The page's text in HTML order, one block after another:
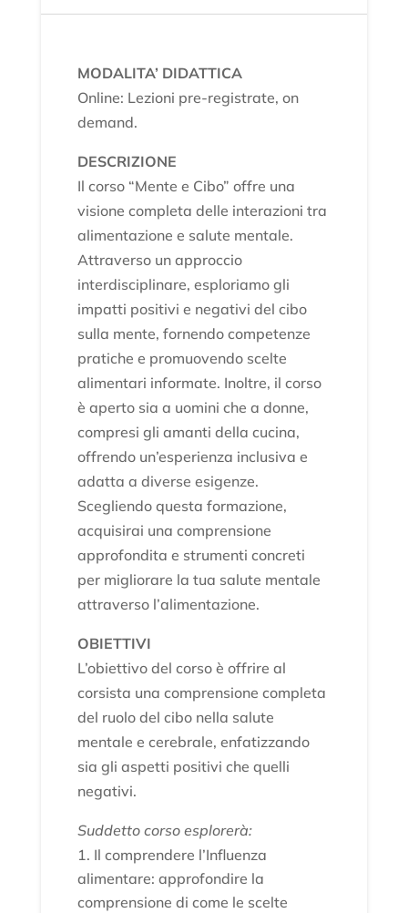
MODALITA’ DIDATTICA
Online: Lezioni pre-registrate, on
demand.
DESCRIZIONE
Il corso “Mente e Cibo” offre una
visione completa delle interazioni tra
alimentazione e salute mentale.
Attraverso un approccio
interdisciplinare, esploriamo gli
impatti positivi e negativi del cibo
sulla mente, fornendo competenze
pratiche e promuovendo scelte
alimentari informate. Inoltre, il corso
è aperto sia a uomini che a donne,
compresi gli amanti della cucina,
offrendo un’esperienza inclusiva e
adatta a diverse esigenze.
Scegliendo questa formazione,
acquisirai una comprensione
approfondita e strumenti concreti
per migliorare la tua salute mentale
attraverso l’alimentazione.
OBIETTIVI
L’obiettivo del corso è offrire al
corsista una comprensione completa
del ruolo del cibo nella salute
mentale e cerebrale, enfatizzando
sia gli aspetti positivi che quelli
negativi.
Suddetto corso esplorerà:
Il comprendere l’Influenza
alimentare: approfondire la
comprensione di come le scelte